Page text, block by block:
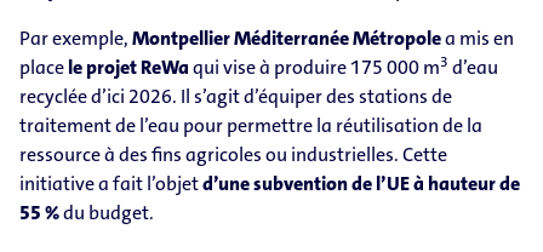
Par exemple,Montpellier Méditerranée Métropolea mis en
placele projet ReWaqui vise à produire 175 000 m3 d’eau
recyclée d’ici 2026. Il s’agit d’équiper des stations de
traitement de l’eau pour permettre la réutilisation de la
ressource à des fins agricoles ou industrielles. Cette
initiative a fait l’objetd’une subvention de l’UE à hauteur de
55 %du budget.